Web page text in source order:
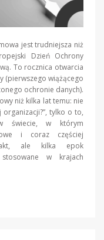
jest trudniejsza niż
Dzień Ochrony
To rocznica otwarcia
(pierwszego wiążącego
ochronie danych).
niż kilka lat temu: nie
tylko o to,
świecie, w którym
i coraz częściej
akt, ale kilka epok
w krajach